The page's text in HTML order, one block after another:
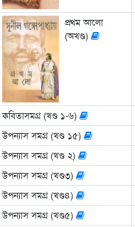
প্রথম আলো
(অখণ্ড)
কবিতাসমগ্র (খণ্ড ১-৬)
উপন্যাস সমগ্র (খণ্ড ১৫)
উপন্যাস সমগ্র (খণ্ড ২)
উপন্যাস সমগ্র (খণ্ড৩)
উপন্যাস সমগ্র (খণ্ড৪)
উপন্যাস সমগ্র (খণ্ড৫)